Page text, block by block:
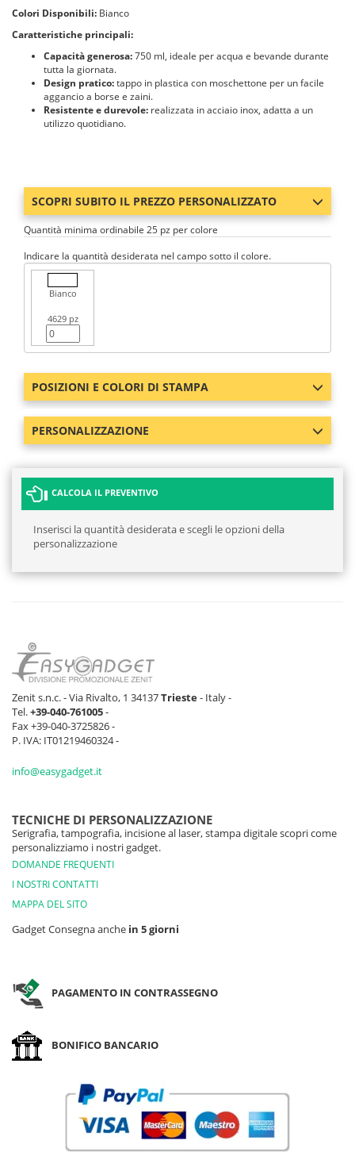
Colori Disponibili: Bianco
Caratteristiche principali:
Capacità generosa:750 ml, ideale per acqua e bevande durante
tutta la giornata.
Design pratico:tappo in plastica con moschettone per un facile
aggancio a borse e zaini.
Resistente e durevole: realizzata in acciaio inox, adatta a un
utilizzo quotidiano.
SCOPRI SUBITO IL PREZZO PERSONALIZZATO
Quantità minima ordinabile 25 pz per colore
Indicare la quantità desiderata nel campo sotto il colore.
Bianco
4629 pz
POSIZIONI E COLORI DI STAMPA
PERSONALIZZAZIONE
CALCOLA IL PREVENTIVO
Inserisci la quantità desiderata e scegli le opzioni della
personalizzazione
Zenit s.n.c. - Via Rivalto, 1 34137Trieste- Italy -
Tel.+39-040-761005-
Fax +39-040-3725826 -
P. IVA: IT01219460324 -
info@easygadget.it
TECNICHE DI PERSONALIZZAZIONE
Serigrafia, tampografia, incisione al laser, stampa digitale scopri come
personalizziamo i nostri gadget.
DOMANDE FREQUENTI
I NOSTRI CONTATTI
MAPPA DEL SITO
Gadget Consegna anche in 5 giorni
PAGAMENTO IN CONTRASSEGNO
BONIFICO BANCARIO